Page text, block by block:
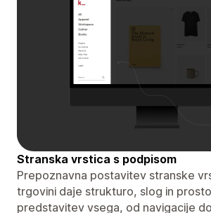
Stranska vrstica s podpisom
Prepoznavna postavitev stranske
trgovini daje strukturo, slog in
predstavitev vsega, od navigacije